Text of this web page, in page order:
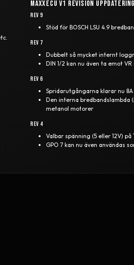
MaxxECU V1 revision
Rev 9
Stöd för BOSCH LSU 4.9
Rev 7
Dubbelt så mycket internt
DIN 1/2 kan nu även ta emot
Rev 6
Spridarutgångarna klarar nu
Den interna bredbandslambda
metanol motorer
Rev 4
Valbar spänning (5 eller 12V) på
GPO 7 kan nu även användas